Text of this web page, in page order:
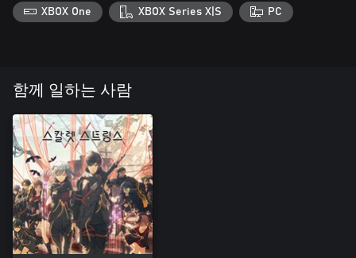
XBOX One XBOX Series X|S PC
함께 일하는 사람